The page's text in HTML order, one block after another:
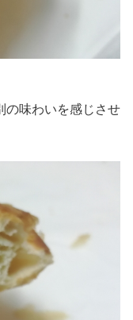
の味わいを感じさせ